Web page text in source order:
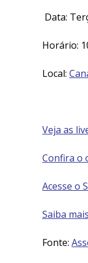
Data:
Horário:
Local:
Veja as
Confira o
Acesse o
Saiba
Fonte: